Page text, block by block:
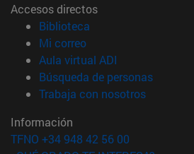
Accesos directos
Biblioteca
Mi correo(abre en nueva
Aula virtual ADI
Búsqueda de personas(abre
Trabaja con nosotros(abre en
Información
TFNO +34 948 42 56 00